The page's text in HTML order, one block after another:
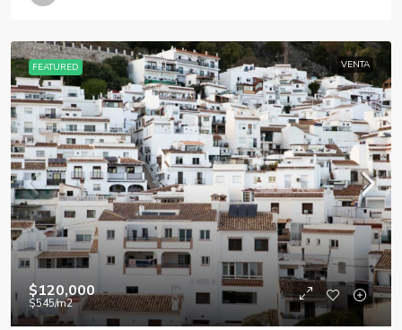
FEATURED VENTA
$120,000
$545/m2